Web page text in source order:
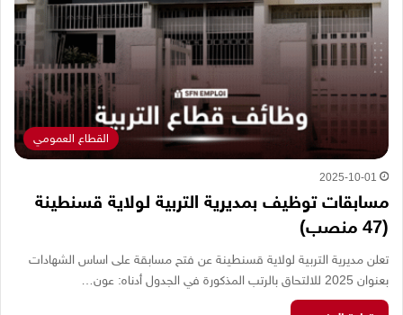
القطاع العمومي
2025-10-01
مسابقات توظيف بمديرية التربية لولاية قسنطينة
(47 منصب)
تعلن مديرية التربية لولاية قسنطينة عن فتح مسابقة على اساس الشهادات
بعنوان 2025 للالتحاق بالرتب المذكورة في الجدول أدناه: عون…